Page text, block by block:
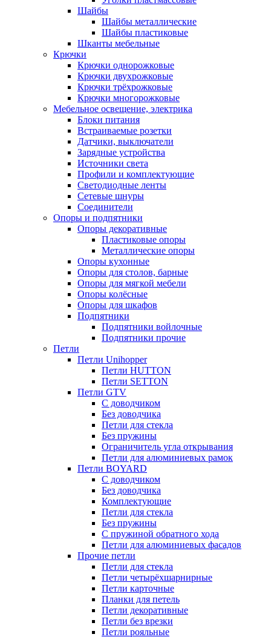
Шайбы
Шайбы металлические
Шайбы пластиковые
Шканты мебельные
Крючки
Крючки однорожковые
Крючки двухрожковые
Крючки трёхрожковые
Крючки многорожковые
Мебельное освещение, электрика
Блоки питания
Встраиваемые розетки
Датчики, выключатели
Зарядные устройства
Источники света
Профили и комплектующие
Светодиодные ленты
Сетевые шнуры
Соединители
Опоры и подпятники
Опоры декоративные
Пластиковые опоры
Металлические опоры
Опоры кухонные
Опоры для столов, барные
Опоры для мягкой мебели
Опоры колёсные
Опоры для шкафов
Подпятники
Подпятники войлочные
Подпятники прочие
Петли
Петли Unihopper
Петли HUTTON
Петли SETTON
Петли GTV
С доводчиком
Без доводчика
Петли для стекла
Без пружины
Ограничитель угла открывания
Петли для алюминиевых рамок
Петли BOYARD
С доводчиком
Без доводчика
Комплектующие
Петли для стекла
Без пружины
С пружиной обратного хода
Петли для алюминиевых фасадов
Прочие петли
Петли для стекла
Петли четырёхшарнирные
Петли карточные
Планки для петель
Петли декоративные
Петли без врезки
Петли рояльные